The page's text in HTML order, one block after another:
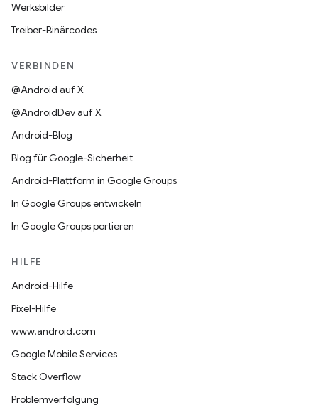
Werksbilder
Treiber-Binärcodes
VERBINDEN
@Android auf X
@AndroidDev auf X
Android-Blog
Blog für Google-Sicherheit
Android-Plattform in Google Groups
In Google Groups entwickeln
In Google Groups portieren
HILFE
Android-Hilfe
Pixel-Hilfe
www.android.com
Google Mobile Services
Stack Overflow
Problemverfolgung